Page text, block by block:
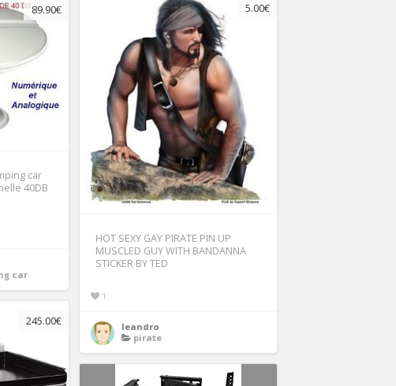
5.00€
HOT SEXY GAY PIRATE PIN UP
MUSCLED GUY WITH BANDANNA
STICKER BY TED
1
leandro
pirate
89.90€
car
40DB
car
245.00€